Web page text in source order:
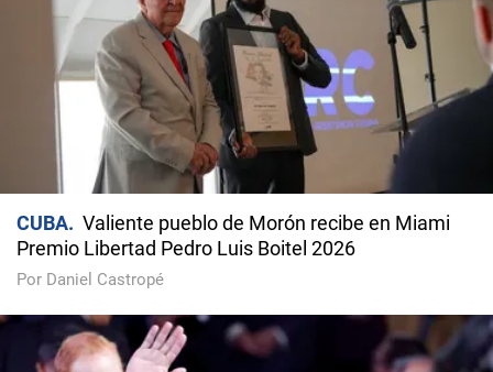
CUBA
Valiente pueblo de Morón recibe en Miami
Premio Libertad Pedro Luis Boitel 2026
Por Daniel Castropé